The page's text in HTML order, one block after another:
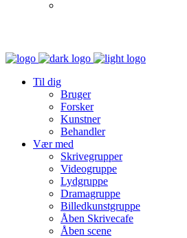
Til dig
Bruger
Forsker
Kunstner
Behandler
Vær med
Skrivegrupper
Videogruppe
Lydgruppe
Dramagruppe
Billedkunstgruppe
Åben Skrivecafe
Åben scene